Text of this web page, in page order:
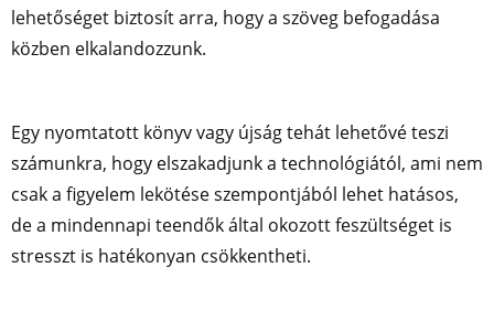
lehetőséget biztosít arra, hogy a szöveg befogadása
közben elkalandozzunk.
Egy nyomtatott könyv vagy újság tehát lehetővé teszi
számunkra, hogy elszakadjunk a technológiától, ami nem
csak a figyelem lekötése szempontjából lehet hatásos,
de a mindennapi teendők által okozott feszültséget is
stresszt is hatékonyan csökkentheti.